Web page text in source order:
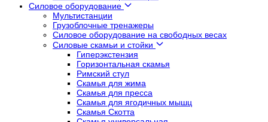
Силовое оборудование
Мультистанции
Грузоблочные тренажеры
Силовое оборудование на свободных весах
Силовые скамьи и стойки
Гиперэкстензия
Горизонтальная скамья
Римский стул
Скамья для жима
Скамья для пресса
Скамья для ягодичных мышц
Скамья Скотта